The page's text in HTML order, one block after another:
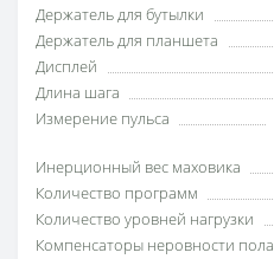
Держатель для бутылки
Держатель для планшета
Дисплей
Длина шага
Измерение пульса
Инерционный вес маховика
Количество программ
Количество уровней нагрузки
Компенсаторы неровности пола